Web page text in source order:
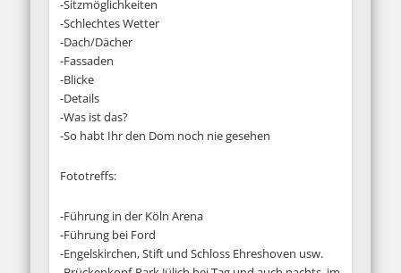
-Sitzmöglichkeiten
-Schlechtes Wetter
-Dach/Dächer
-Fassaden
-Blicke
-Details
-Was ist das?
-So habt Ihr den Dom noch nie gesehen
Fototreffs:
-Führung in der Köln Arena
-Führung bei Ford
-Engelskirchen, Stift und Schloss Ehreshoven usw.